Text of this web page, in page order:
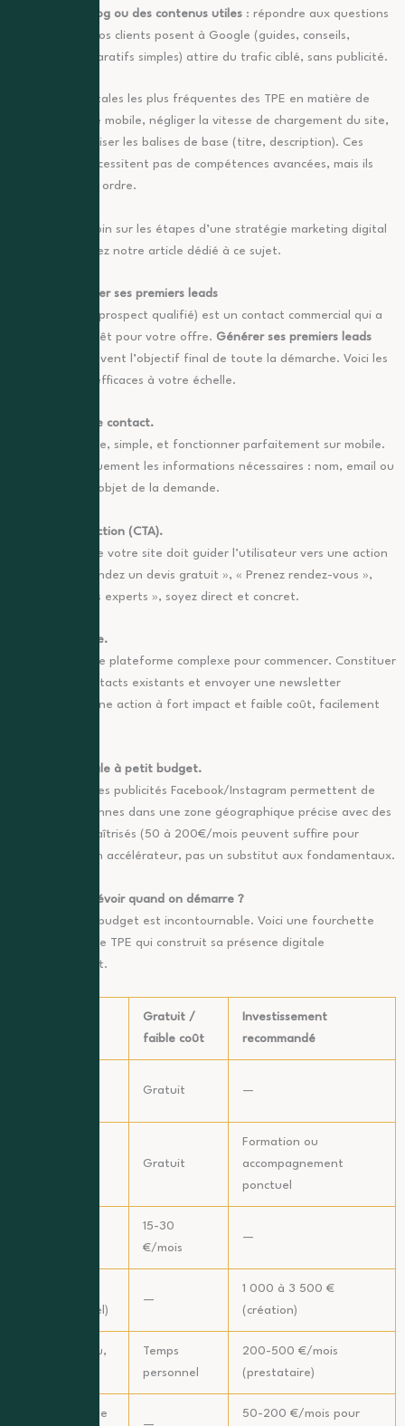
Un blog ou des contenus utiles: répondre aux questions
que vos clients posent à Google (guides, conseils,
comparatifs simples) attire du trafic ciblé, sans publicité.
Les erreurs digitales les plus fréquentes des TPE en matière de
SEO ? Ignorer le mobile, négliger la vitesse de chargement du site,
et ne pas optimiser les balises de base (titre, description). Ces
éléments ne nécessitent pas de compétences avancées, mais ils
doivent être en ordre.
Pour aller plus loin sur les étapes d’une stratégie marketing digital
réussie, consultez notre article dédié à ce sujet.
Phase 3 : générer ses premiers leads
Un « lead » (ou prospect qualifié) est un contact commercial qui a
montré un intérêt pour votre offre. Générer ses premiers leads
est souvent l’objectif final de toute la démarche. Voici les
leviers les plus efficaces à votre échelle.
Le formulaire de contact.
Il doit être visible, simple, et fonctionner parfaitement sur mobile.
Demandez uniquement les informations nécessaires : nom, email ou
téléphone, et l’objet de la demande.
Les appels à l’action (CTA).
Chaque page de votre site doit guider l’utilisateur vers une action
précise. « Demandez un devis gratuit », « Prenez rendez-vous »,
« Contactez nos experts », soyez direct et concret.
L’emailing simple.
Pas besoin d’une plateforme complexe pour commencer. Constituer
une liste de contacts existants et envoyer une newsletter
mensuelle est une action à fort impact et faible coût, facilement
La publicité locale à petit budget.
Google Ads et les publicités Facebook/Instagram permettent de
cibler des personnes dans une zone géographique précise avec des
budgets très maîtrisés (50 à 200€/mois peuvent suffire pour
tester). C’est un accélérateur, pas un substitut aux fondamentaux.
Quel budget prévoir quand on démarre ?
La question du budget est incontournable. Voici une fourchette
réaliste pour une TPE qui construit sa présence digitale
progressivement.
Gratuit /
faible coût
Investissement
recommandé
Gratuit —
Gratuit
Formation ou
accompagnement
ponctuel
15-30
€/mois
—
(professionnel)
—
1 000 à 3 500 €
(création)
SEO (contenu,
Temps
personnel
200-500 €/mois
(prestataire)
Publicité locale
50-200 €/mois pour